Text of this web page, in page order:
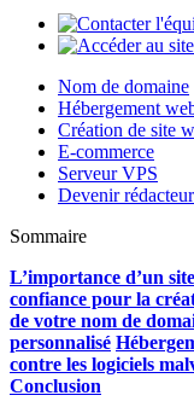
Nom de domaine
Hébergement
Création de site
E-commerce
Serveur VPS
Devenir
Sommaire
L’importance d’un
confiance pour la
de votre nom de
personnalisé
contre les logiciels
Conclusion